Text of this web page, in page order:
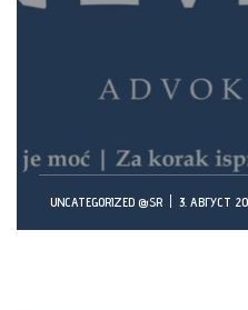
UNCATEGORIZED @SR 3. АВГУСТ